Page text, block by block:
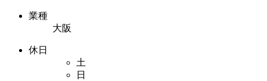
業種
大阪
休日
土
日